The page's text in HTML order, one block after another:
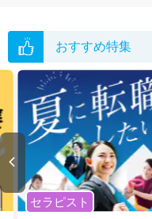
おすすめ特集
セラピスト